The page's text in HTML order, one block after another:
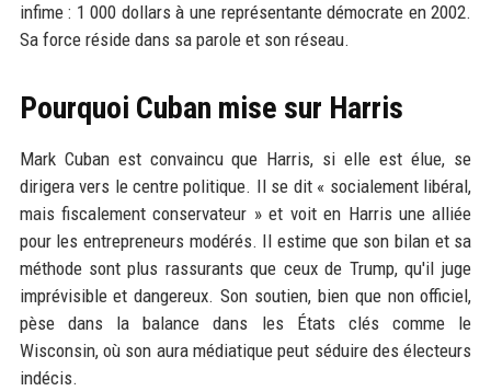
infime : 1 000 dollars à une représentante démocrate en 2002.
Sa force réside dans sa parole et son réseau.
Pourquoi Cuban mise sur Harris
Mark Cuban est convaincu que Harris, si elle est élue, se
dirigera vers le centre politique. Il se dit « socialement libéral,
mais fiscalement conservateur » et voit en Harris une alliée
pour les entrepreneurs modérés. Il estime que son bilan et sa
méthode sont plus rassurants que ceux de Trump, qu'il juge
imprévisible et dangereux. Son soutien, bien que non officiel,
pèse dans la balance dans les États clés comme le
Wisconsin, où son aura médiatique peut séduire des électeurs
indécis.